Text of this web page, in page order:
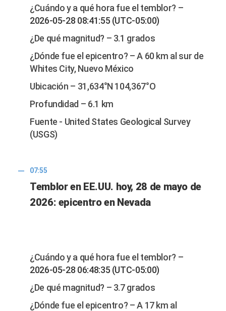
¿Cuándo y a qué hora fue el temblor? –
2026-05-28 08:41:55 (UTC-05:00)
¿De qué magnitud? – 3.1 grados
¿Dónde fue el epicentro? – A 60 km al sur de
Whites City, Nuevo México
Ubicación – 31,634°N 104,367°O
Profundidad – 6.1 km
Fuente - United States Geological Survey
(USGS)
07:55
Temblor en EE.UU. hoy, 28 de mayo de
2026: epicentro en Nevada
¿Cuándo y a qué hora fue el temblor? –
2026-05-28 06:48:35 (UTC-05:00)
¿De qué magnitud? – 3.7 grados
¿Dónde fue el epicentro? – A 17 km al